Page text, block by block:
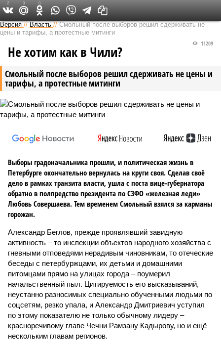
Версия на Неве
Версия //Власть //Смольный после выборов решил сдерживать не
цены и тарифы, а протестные митинги
Смольный после выборов решил сдерживать не цены и
тарифы, а протестные митинги
11209
Не хотим как в Чили?
Выборы градоначальника прошли, и политическая жизнь в
Петербурге окончательно вернулась на круги своя. Сделав своё
дело в рамках транзита власти, ушла с поста вице-губернатора
обратно в полпредство президента по СЗФО «железная леди»
Любовь Совершаева. Тем временем Смольный взялся за карманы
горожан.
Александр Беглов, прежде проявлявший завидную
активность – то инспекции объектов народного хозяйства с
гневными отповедями нерадивым чиновникам, то отеческие
беседы с петербуржцами, их детьми и домашними
питомцами прямо на улицах города – поумерил
начальственный пыл. Цитируемость его высказываний,
неустанно разносимых специально обученными людьми по
соцсетям, резко упала, и Александр Дмитриевич уступил
по этому показателю не только обычному лидеру –
красноречивому главе Чечни Рамзану Кадырову, но и ещё
нескольким главам регионов.
2 0 0